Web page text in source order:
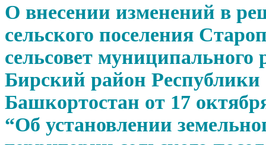
О внесении изменений в
сельского поселения
сельсовет муниципального
Бирский район Республики
Башкортостан от 17
“Об установлении